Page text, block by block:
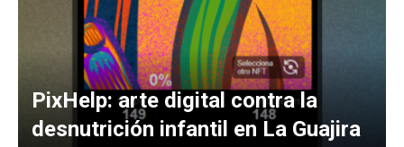
PixHelp: arte digital contra la
desnutrición infantil en La Guajira